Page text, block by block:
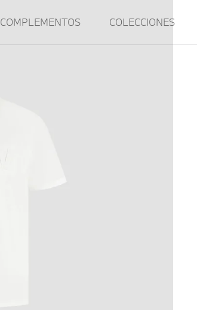
COMPLEMENTOS COLECCIONES